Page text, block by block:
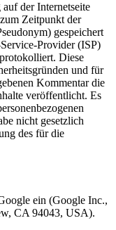
der Internetseite
Zeitpunkt der
gespeichert
Provider (ISP)
Diese
und für
Kommentar die
veröffentlicht. Es
nicht gesetzlich
des für die
ein (Google Inc.,
CA 94043, USA).